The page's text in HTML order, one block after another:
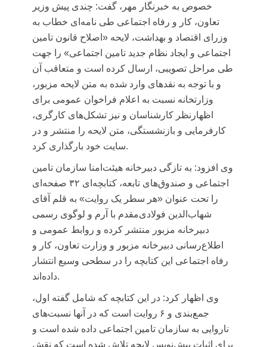
خصوص به خبرنگار مهر، گفت: چندی پیش وزیر
تعاون، کار و رفاه اجتماعی طی نامه‌ای خطاب به
وزرای اقتصاد و بهداشت، لایحه «اصلاح قانون تامین
اجتماعی و ایجاد نظام جدید تامین اجتماعی» را جهت
طی مراحل تصویبی، ارسال کرده است و متعاقب آن
و با توجه به نقدهای وارد شده به متن لایحه مزبور،
وزارتخانه نسبت به اعلام فراخوان عمومی برای
اظهارنظر کارشناسان و نیز تشکل‌های کارگری،
کارفرمایی و بازنشستگی، متن لایحه را منتشر و در
سایت خود بارگذاری کرد.
وی افزود: به تازگی دبیرخانه هیئت‌امنا سازمان تامین
اجتماعی و صندوق‌های تابعه، کتابچه‌ای ۳۲ صفحه‌ای
را تحت عنوان «هر سطر یک روایت» به قلم آقای
شهاب‌الدین فولادی‌مقدم با آرم و لوگوی رسمی
دبیرخانه مزبور منتشر کرده و روابط عمومی و
اطلاع‌رسانی دبیرخانه مزبور و وزارت تعاون، کار و
رفاه اجتماعی این کتابچه را در سطحی وسیع انتشار
داده‌اند.
وی اظهار کرد: در این کتابچه که شامل گفته اول،
جمع‌بندی و ۶ روایت است که در آنها نسبت‌های
ناروایی به سازمان تامین اجتماعی داده شده است و
برای اثبات پیش‌نویس لایحه تلاش شده است که نقش